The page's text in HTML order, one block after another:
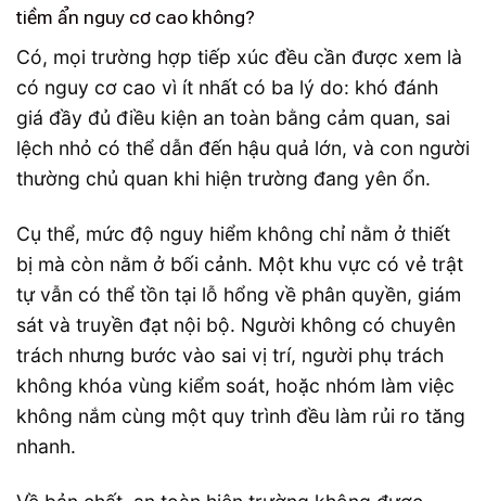
tiềm ẩn nguy cơ cao không?
Có, mọi trường hợp tiếp xúc đều cần được xem là
có nguy cơ cao vì ít nhất có ba lý do: khó đánh
giá đầy đủ điều kiện an toàn bằng cảm quan, sai
lệch nhỏ có thể dẫn đến hậu quả lớn, và con người
thường chủ quan khi hiện trường đang yên ổn.
Cụ thể, mức độ nguy hiểm không chỉ nằm ở thiết
bị mà còn nằm ở bối cảnh. Một khu vực có vẻ trật
tự vẫn có thể tồn tại lỗ hổng về phân quyền, giám
sát và truyền đạt nội bộ. Người không có chuyên
trách nhưng bước vào sai vị trí, người phụ trách
không khóa vùng kiểm soát, hoặc nhóm làm việc
không nắm cùng một quy trình đều làm rủi ro tăng
nhanh.